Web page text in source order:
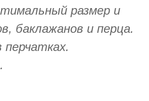
размер и
баклажанов и перца.